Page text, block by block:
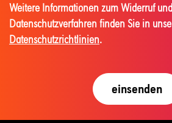
Weitere Informationen zum Widerruf
Datenschutzverfahren finden Sie in
Datenschutzrichtlinien.